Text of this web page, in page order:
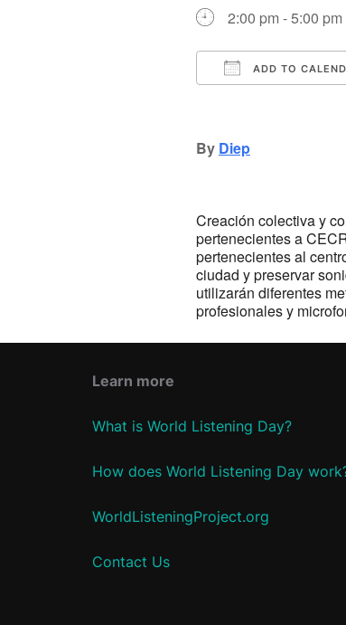
2:00 pm - 5:00 pm
ADD TO
By Diep
Creación colectiva y
pertenecientes a
pertenecientes al
ciudad y preservar
utilizarán diferentes
profesionales y
Learn more
What is World Listening Day?
How does World Listening Day
WorldListeningProject.org
Contact Us